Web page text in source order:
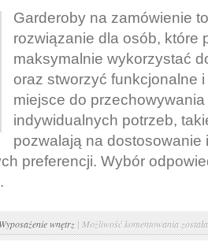
Garderoby na zamówienie
rozwiązanie dla osób, które
maksymalnie wykorzystać
oraz stworzyć funkcjonalne
miejsce do
indywidualnych potrzeb,
pozwalają na dostosowanie
preferencji. Wybór
Wyposażenie wnętrz | Możliwość komentowania
na